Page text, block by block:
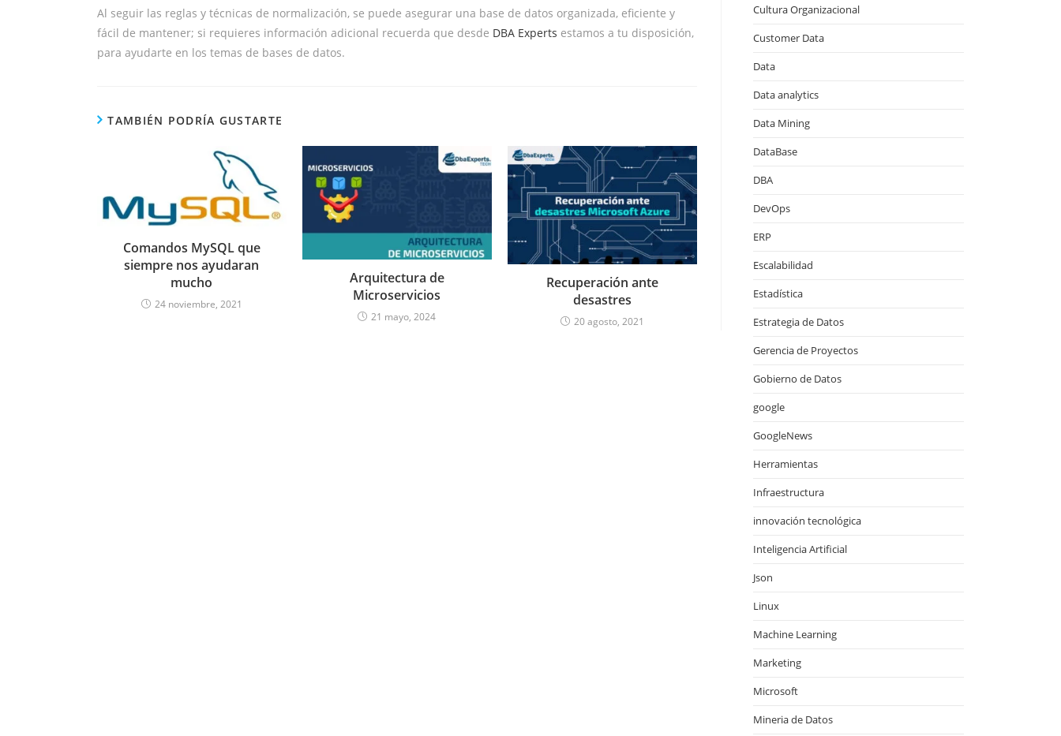
Al seguir las reglas y técnicas de normalización, se puede asegurar una base de datos organizada, eficiente y
fácil de mantener; si requieres información adicional recuerda que desde DBA Experts estamos a tu disposición,
para ayudarte en los temas de bases de datos.
TAMBIÉN PODRÍA GUSTARTE
Comandos MySQL que
siempre nos ayudaran
mucho
24 noviembre, 2021
Arquitectura de
Microservicios
21 mayo, 2024
Recuperación ante
desastres
20 agosto, 2021
Cultura Organizacional
Customer Data
Data
Data analytics
Data Mining
DataBase
DBA
DevOps
ERP
Escalabilidad
Estadística
Estrategia de Datos
Gerencia de Proyectos
Gobierno de Datos
google
GoogleNews
Herramientas
Infraestructura
innovación tecnológica
Inteligencia Artificial
Json
Linux
Machine Learning
Marketing
Microsoft
Mineria de Datos